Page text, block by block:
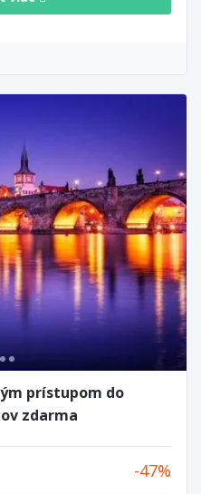
prístupom do
zdarma
47